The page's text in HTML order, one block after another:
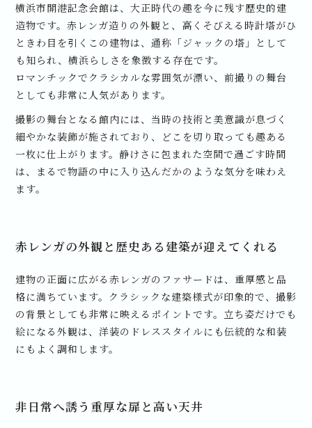
横浜市開港記念会館は、大正時代の趣を今に残す歴史的建
造物です。赤レンガ造りの外観と、高くそびえる時計塔がひ
ときわ目を引くこの建物は、通称「ジャックの塔」として
も知られ、横浜らしさを象徴する存在です。
ロマンチックでクラシカルな雰囲気が漂い、前撮りの舞台
としても非常に人気があります。
撮影の舞台となる館内には、当時の技術と美意識が息づく
細やかな装飾が施されており、どこを切り取っても趣ある
一枚に仕上がります。静けさに包まれた空間で過ごす時間
は、まるで物語の中に入り込んだかのような気分を味わえ
ます。
赤レンガの外観と歴史ある建築が迎えてくれる
建物の正面に広がる赤レンガのファサードは、重厚感と品
格に満ちています。クラシックな建築様式が印象的で、撮影
の背景としても非常に映えるポイントです。立ち姿だけでも
絵になる外観は、洋装のドレススタイルにも伝統的な和装
にもよく調和します。
非日常へ誘う重厚な扉と高い天井